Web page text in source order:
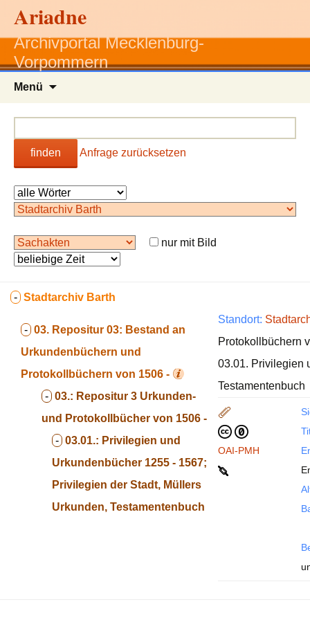
Ariadne
Archivportal Mecklenburg-
Vorpommern
Menü
finden Anfrage zurücksetzen
nur mit Bild
- Stadtarchiv Barth
- 03. Repositur 03: Bestand an
Urkundenbüchern und
Protokollbüchern von 1506 -
- 03.: Repositur 3 Urkunden-
und Protokollbücher von 1506 -
- 03.01.: Privilegien und
Urkundenbücher 1255 - 1567;
Privilegien der Stadt, Müllers
Urkunden, Testamentenbuch
Standort:
Protokollbüchern
03.01. Privilegien
Testamentenbuch
OAI-PMH